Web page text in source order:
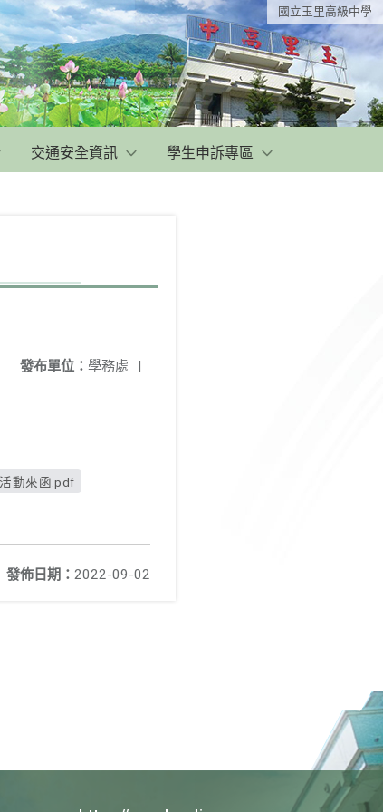
國立玉里高級中學
交通安全資訊 學生申訴專區
發布單位： 學務處 |
動來函.pdf
發佈日期： 2022-09-02